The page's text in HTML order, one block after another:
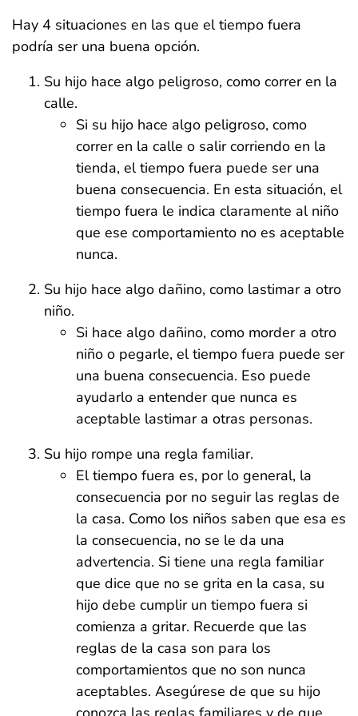
Hay 4 situaciones en las que el tiempo fuera
podría ser una buena opción.
Su hijo hace algo peligroso, como correr en la
calle.
Si su hijo hace algo peligroso, como
correr en la calle o salir corriendo en la
tienda, el tiempo fuera puede ser una
buena consecuencia. En esta situación, el
tiempo fuera le indica claramente al niño
que ese comportamiento no es aceptable
nunca.
Su hijo hace algo dañino, como lastimar a otro
niño.
Si hace algo dañino, como morder a otro
niño o pegarle, el tiempo fuera puede ser
una buena consecuencia. Eso puede
ayudarlo a entender que nunca es
aceptable lastimar a otras personas.
Su hijo rompe una regla familiar.
El tiempo fuera es, por lo general, la
consecuencia por no seguir las reglas de
la casa. Como los niños saben que esa es
la consecuencia, no se le da una
advertencia. Si tiene una regla familiar
que dice que no se grita en la casa, su
hijo debe cumplir un tiempo fuera si
comienza a gritar. Recuerde que las
reglas de la casa son para los
comportamientos que no son nunca
aceptables. Asegúrese de que su hijo